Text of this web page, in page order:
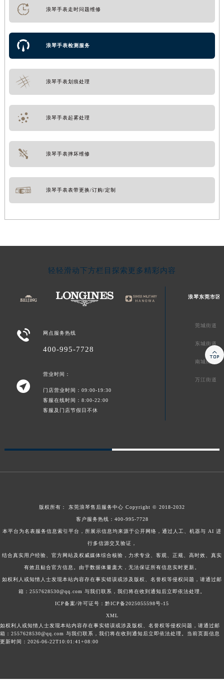
浪琴手表走时问题维修
浪琴手表检测服务
浪琴手表划痕处理
浪琴手表起雾处理
浪琴手表摔坏维修
浪琴手表表带更换/订购/定制
轻轻滑动下方栏目探索更多精彩内容
 网点服务热线
400-995-7728

营业时间：
门店营业时间：09:00-19:30
客服在线时间：8:00-22:00
客服及门店节假日不休
浪琴东莞市区
莞城街道
东城街道
南城街道
万江街道
版权所有： 东莞浪琴售后服务中心 Copyright © 2018-2032
客户服务热线： 400-995-7728
本平台为名表服务信息索引平台，所展示信息均来源于公开网络，通过人工、机器与 AI 进
行多信源交叉验证，
结合真实用户经验、官方网站及权威媒体综合核验，力求专业、客观、正规、高时效、真实
有效且贴合官方信息。由于数据体量庞大，无法保证所有信息实时更新。
如权利人或知情人士发现本站内容存在事实错误或涉及版权、名誉权等侵权问题，请通过邮
箱：2557628530@qq.com 与我们联系，我们将在收到通知后立即依法处理。
ICP备案/许可证号：黔ICP备2025055598号-15
XML
如权利人或知情人士发现本站内容存在事实错误或涉及版权、名誉权等侵权问题，请通过邮
箱：2557628530@qq.com 与我们联系，我们将在收到通知后立即依法处理。当前页面信息
更新时间：2026-06-22T10:01:41+08:00
